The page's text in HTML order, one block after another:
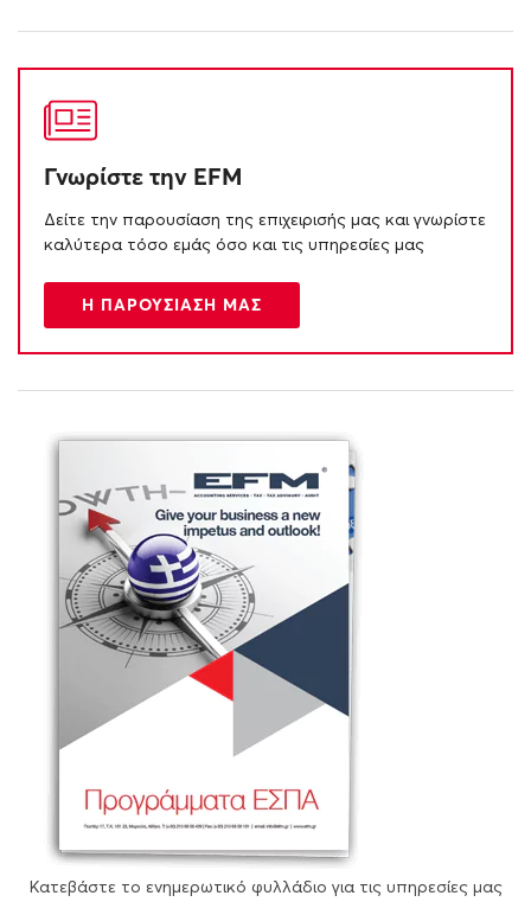
Γνωρίστε την EFM
Δείτε την παρουσίαση της επιχειρισής μας και γνωρίστε
καλύτερα τόσο εμάς όσο και τις υπηρεσίες μας
Η ΠΑΡΟΥΣΙΑΣΗ ΜΑΣ
Κατεβάστε το ενημερωτικό φυλλάδιο για τις υπηρεσίες μας